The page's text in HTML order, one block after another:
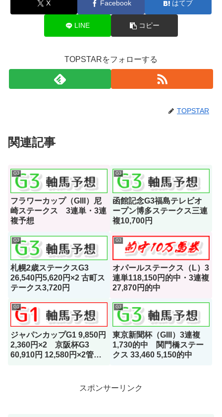
X Facebook はてブ
LINE コピー
TOPSTARをフォローする
TOPSTAR
関連記事
G3
フラワーカップ（GIII）尼
崎ステークス 3連単・3連
複予想
G3
函館記念G3福島テレビオ
ープン博多ステークス三連
複10,700円
G3
札幌2歳ステークスG3
26,540円5,620円×2 古町ス
テークス3,720円
G3
オパールステークス（L）3
連単118,150円的中・3連複
27,870円的中
G1
ジャパンカップG1 9,850円
2,360円×2 京阪杯G3
60,910円 12,580円×2管理
G3
東京新聞杯（GIII）3連複
1,730的中 関門橋ステー
クス 33,460 5,150的中
スポンサーリンク